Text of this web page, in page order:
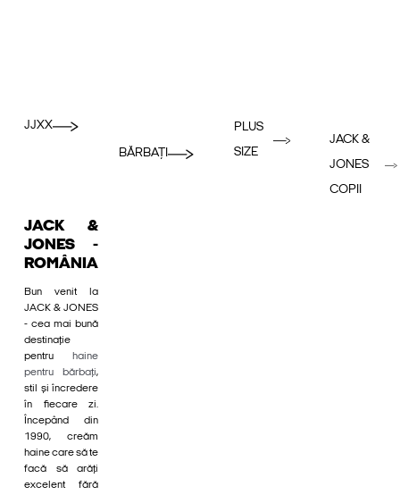
JJXX
BĂRBAȚI
PLUS
SIZE
JACK &
JONES
COPII
JACK &
JONES -
ROMÂNIA
Bun venit la
JACK & JONES
- cea mai bună
destinație
pentru haine
pentru bărbați,
stil și încredere
în fiecare zi.
Începând din
1990, creăm
haine care să te
facă să arăți
excelent fără